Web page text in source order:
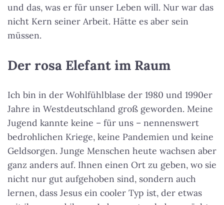
und das, was er für unser Leben will. Nur war das
nicht Kern seiner Arbeit. Hätte es aber sein
müssen.
Der rosa Elefant im Raum
Ich bin in der Wohlfühlblase der 1980 und 1990er
Jahre in Westdeutschland groß geworden. Meine
Jugend kannte keine – für uns – nennenswert
bedrohlichen Kriege, keine Pandemien und keine
Geldsorgen. Junge Menschen heute wachsen aber
ganz anders auf. Ihnen einen Ort zu geben, wo sie
nicht nur gut aufgehoben sind, sondern auch
lernen, dass Jesus ein cooler Typ ist, der etwas